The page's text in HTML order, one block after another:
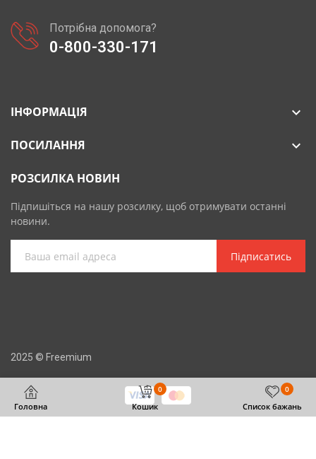
Головна
0
Кошик
0
Список бажань
Потрібна допомога?
0-800-330-171
ІНФОРМАЦІЯ 
ПОСИЛАННЯ 
РОЗСИЛКА НОВИН
Підпишіться на нашу розсилку, щоб отримувати останні
новини.
Підписатись
2025 © Freemium